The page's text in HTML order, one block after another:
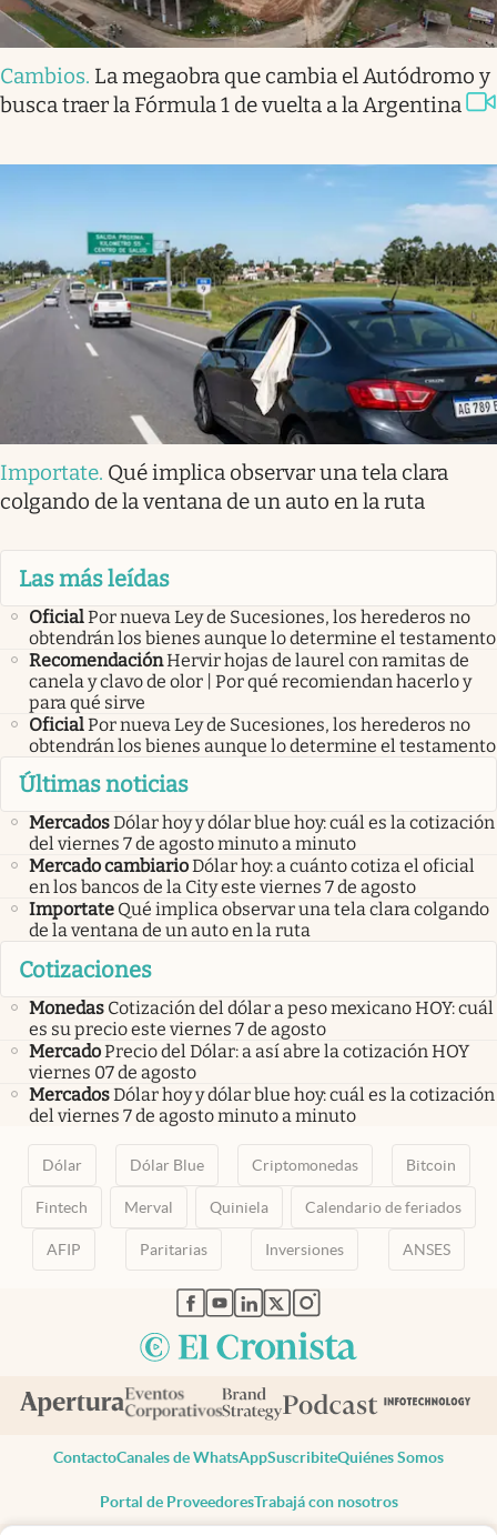
Cambios. La megaobra que cambia el Autódromo y
busca traer la Fórmula 1 de vuelta a la Argentina
Importate. Qué implica observar una tela clara
colgando de la ventana de un auto en la ruta
Las más leídas
OficialPor nueva Ley de Sucesiones, los herederos no
obtendrán los bienes aunque lo determine el testamento
RecomendaciónHervir hojas de laurel con ramitas de
canela y clavo de olor | Por qué recomiendan hacerlo y
para qué sirve
OficialPor nueva Ley de Sucesiones, los herederos no
obtendrán los bienes aunque lo determine el testamento
Últimas noticias
MercadosDólar hoy y dólar blue hoy: cuál es la cotización
del viernes 7 de agosto minuto a minuto
Mercado cambiarioDólar hoy: a cuánto cotiza el oficial
en los bancos de la City este viernes 7 de agosto
Importate Qué implica observar una tela clara colgando
de la ventana de un auto en la ruta
Cotizaciones
Monedas Cotización del dólar a peso mexicano HOY: cuál
es su precio este viernes 7 de agosto
MercadoPrecio del Dólar: a así abre la cotización HOY
viernes 07 de agosto
MercadosDólar hoy y dólar blue hoy: cuál es la cotización
del viernes 7 de agosto minuto a minuto
Dólar Dólar Blue Criptomonedas Bitcoin
Fintech Merval Quiniela Calendario de feriados
AFIP Paritarias Inversiones ANSES
abre en nueva pestaña
abre en nueva pestaña
abre en nueva pestaña
abre en nueva pestaña
abre en nueva pestaña
ContactoCanales de WhatsAppSuscribiteQuiénes Somos
Portal de ProveedoresTrabajá con nosotros